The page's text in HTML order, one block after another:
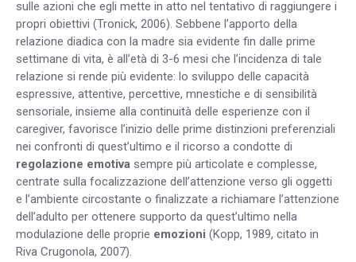
sulle azioni che egli mette in atto nel tentativo di raggiungere i
propri obiettivi (Tronick, 2006). Sebbene l’apporto della
relazione diadica con la madre sia evidente fin dalle prime
settimane di vita, è all’età di 3-6 mesi che l’incidenza di tale
relazione si rende più evidente: lo sviluppo delle capacità
espressive, attentive, percettive, mnestiche e di sensibilità
sensoriale, insieme alla continuità delle esperienze con il
caregiver, favorisce l’inizio delle prime distinzioni preferenziali
nei confronti di quest’ultimo e il ricorso a condotte di
regolazione emotiva sempre più articolate e complesse,
centrate sulla focalizzazione dell’attenzione verso gli oggetti
e l’ambiente circostante o finalizzate a richiamare l’attenzione
dell’adulto per ottenere supporto da quest’ultimo nella
modulazione delle proprie emozioni (Kopp, 1989, citato in
Riva Crugonola, 2007).